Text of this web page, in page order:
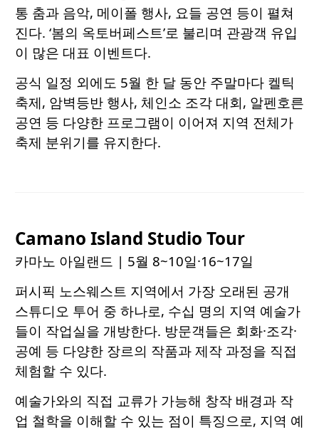
통 춤과 음악, 메이폴 행사, 요들 공연 등이 펼쳐
진다. ‘봄의 옥토버페스트’로 불리며 관광객 유입
이 많은 대표 이벤트다.
공식 일정 외에도 5월 한 달 동안 주말마다 켈틱
축제, 암벽등반 행사, 체인소 조각 대회, 알펜호른
공연 등 다양한 프로그램이 이어져 지역 전체가
축제 분위기를 유지한다.
Camano Island Studio Tour
카마노 아일랜드 | 5월 8~10일·16~17일
퍼시픽 노스웨스트 지역에서 가장 오래된 공개
스튜디오 투어 중 하나로, 수십 명의 지역 예술가
들이 작업실을 개방한다. 방문객들은 회화·조각·
공예 등 다양한 장르의 작품과 제작 과정을 직접
체험할 수 있다.
예술가와의 직접 교류가 가능해 창작 배경과 작
업 철학을 이해할 수 있는 점이 특징으로, 지역 예